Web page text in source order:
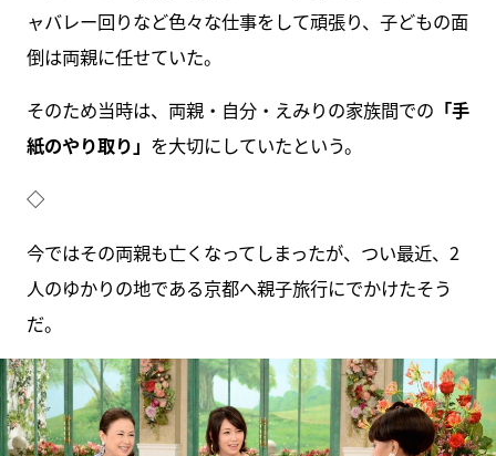
ャバレー回りなど色々な仕事をして頑張り、子どもの面
倒は両親に任せていた。
そのため当時は、両親・自分・えみりの家族間での 「手
紙のやり取り」 を大切にしていたという。
◇
今ではその両親も亡くなってしまったが、つい最近、2
人のゆかりの地である京都へ親子旅行にでかけたそう
だ。